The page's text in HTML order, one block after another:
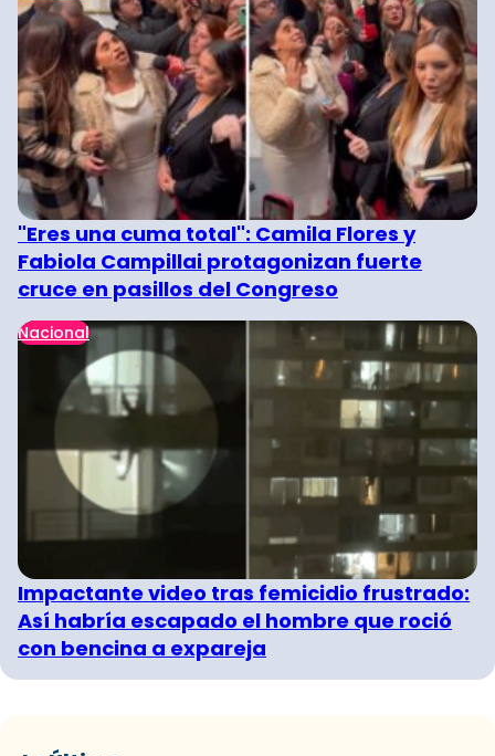
"Eres una cuma total": Camila Flores y
Fabiola Campillai protagonizan fuerte
cruce en pasillos del Congreso
Nacional
Impactante video tras femicidio frustrado:
Así habría escapado el hombre que roció
con bencina a expareja